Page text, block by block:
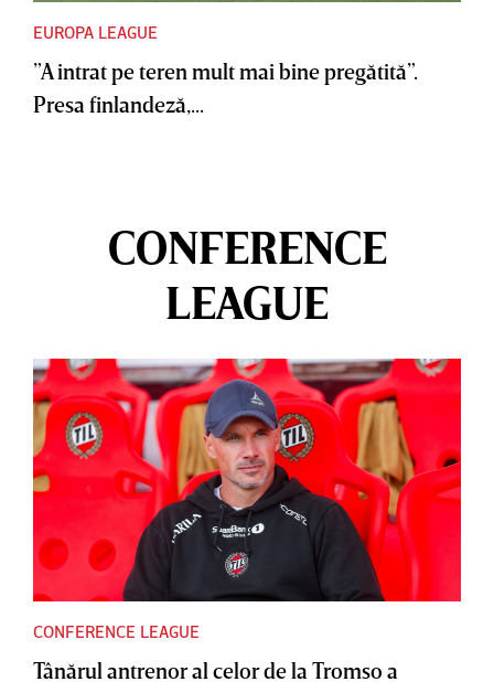
EUROPA LEAGUE
”A intrat pe teren mult mai bine pregătită”.
Presa finlandeză,...
CONFERENCE
LEAGUE
CONFERENCE LEAGUE
Tânărul antrenor al celor de la Tromso a